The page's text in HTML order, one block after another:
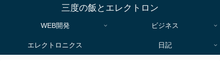
三度の飯とエレクトロン
WEB開発 ビジネス
エレクトロニクス 日記